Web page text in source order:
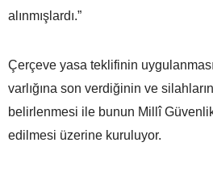
alınmışlardı.”
Çerçeve yasa teklifinin
varlığına son verdiğinin ve
belirlenmesi ile bunun Millî
edilmesi üzerine kuruluyor.